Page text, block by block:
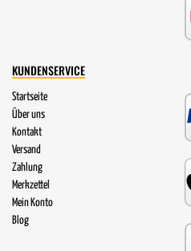
KUNDENSERVICE
Startseite
Über uns
Kontakt
Versand
Zahlung
Merkzettel
Mein Konto
Blog